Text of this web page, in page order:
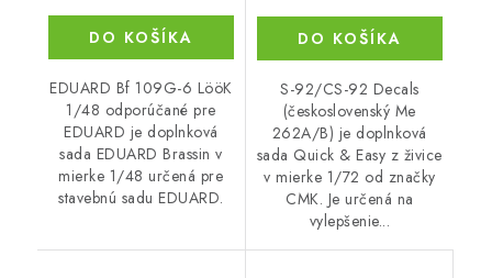
DO KOŠÍKA
EDUARD Bf 109G-6 LööK
1/48 odporúčané pre
EDUARD je doplnková
sada EDUARD Brassin v
mierke 1/48 určená pre
stavebnú sadu EDUARD.
DO KOŠÍKA
S-92/CS-92 Decals
(československý Me
262A/B) je doplnková
sada Quick & Easy z živice
v mierke 1/72 od značky
CMK. Je určená na
vylepšenie...